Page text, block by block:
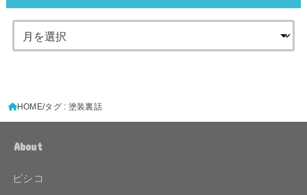
HOME タグ : 塗装裏話
About
ピシコ